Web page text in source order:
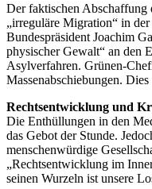
Der faktischen Abschaffung
„irreguläre Migration“ in
Bundespräsident Joachim
physischer Gewalt“ an den
Asylverfahren. Grünen-
Massenabschiebungen.
Rechtsentwicklung und
Die Enthüllungen in den
das Gebot der Stunde.
menschenwürdige
„Rechtsentwicklung im
seinen Wurzeln ist unsere